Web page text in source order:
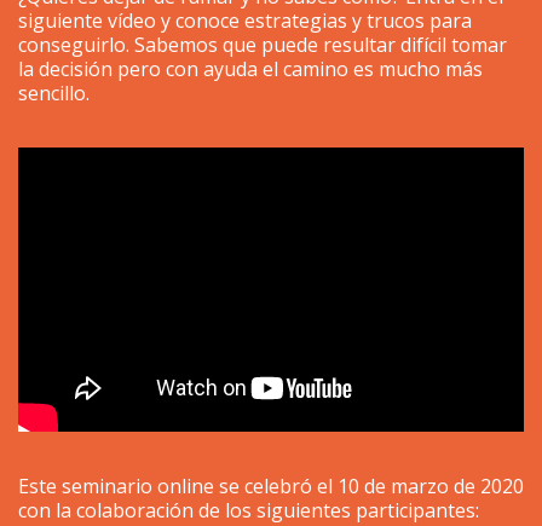
siguiente vídeo y conoce estrategias y trucos para
conseguirlo. Sabemos que puede resultar difícil tomar
la decisión pero con ayuda el camino es mucho más
sencillo.
Este seminario online se celebró el 10 de marzo de 2020
con la colaboración de los siguientes participantes: